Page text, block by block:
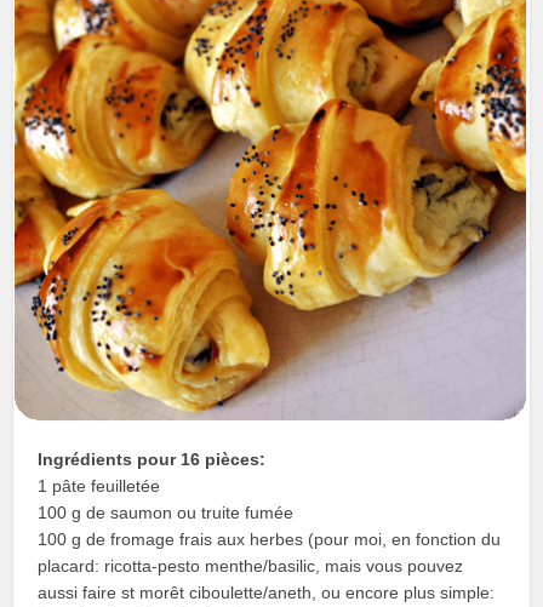
Ingrédients pour 16 pièces:
1 pâte feuilletée
100 g de saumon ou truite fumée
100 g de fromage frais aux herbes (pour moi, en fonction du
placard: ricotta-pesto menthe/basilic, mais vous pouvez
aussi faire st morêt ciboulette/aneth, ou encore plus simple: